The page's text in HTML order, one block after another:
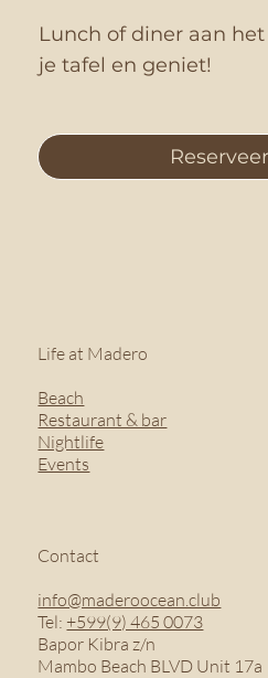
Lunch of diner aan
je tafel en geniet!
Reserveer
Life at Madero
Beach
Restaurant & bar
Nightlife
Events
Contact
info@maderoocean.club
Tel: +599(9) 465 0073
Bapor Kibra z/n
Mambo Beach BLVD Unit 17a